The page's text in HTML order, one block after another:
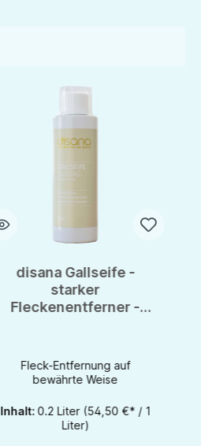
disana Gallseife -
starker
Fleckenentferner -
Fleck-Entfernung auf
bewährte Weise
Inhalt: 0.2 Liter (54,50 €* / 1
Liter)
1